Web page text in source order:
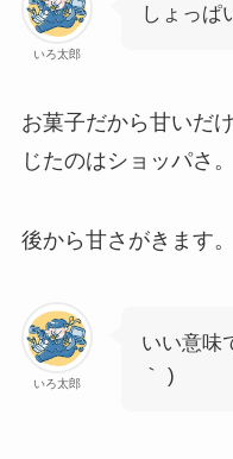
いろ太郎
しょっぱ
お菓子だから甘いだ
じたのはショッパさ。
後から甘さがきます。
いろ太郎
いい意味
｀ )